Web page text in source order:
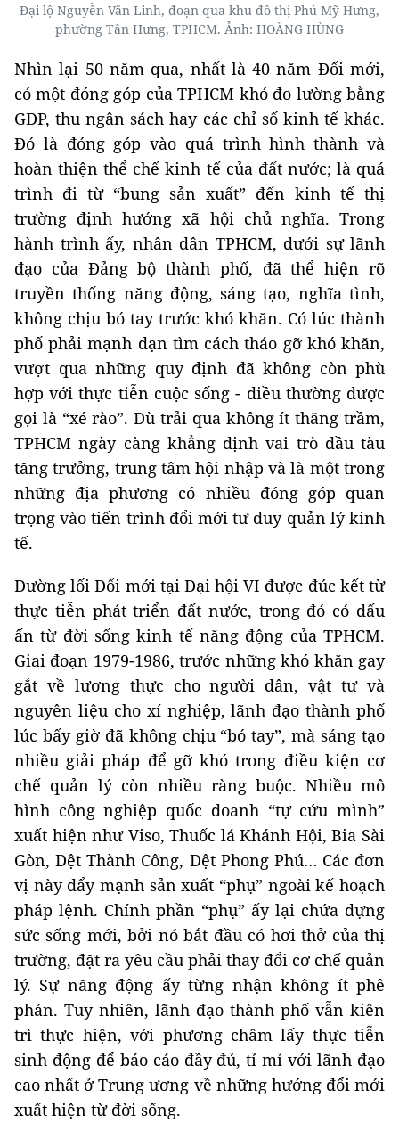
Đại lộ Nguyễn Văn Linh, đoạn qua khu đô thị Phú Mỹ Hưng,
phường Tân Hưng, TPHCM. Ảnh: HOÀNG HÙNG
Nhìn lại 50 năm qua, nhất là 40 năm Đổi mới,
có một đóng góp của TPHCM khó đo lường bằng
GDP, thu ngân sách hay các chỉ số kinh tế khác.
Đó là đóng góp vào quá trình hình thành và
hoàn thiện thể chế kinh tế của đất nước; là quá
trình đi từ “bung sản xuất” đến kinh tế thị
trường định hướng xã hội chủ nghĩa. Trong
hành trình ấy, nhân dân TPHCM, dưới sự lãnh
đạo của Đảng bộ thành phố, đã thể hiện rõ
truyền thống năng động, sáng tạo, nghĩa tình,
không chịu bó tay trước khó khăn. Có lúc thành
phố phải mạnh dạn tìm cách tháo gỡ khó khăn,
vượt qua những quy định đã không còn phù
hợp với thực tiễn cuộc sống - điều thường được
gọi là “xé rào”. Dù trải qua không ít thăng trầm,
TPHCM ngày càng khẳng định vai trò đầu tàu
tăng trưởng, trung tâm hội nhập và là một trong
những địa phương có nhiều đóng góp quan
trọng vào tiến trình đổi mới tư duy quản lý kinh
tế.
Đường lối Đổi mới tại Đại hội VI được đúc kết từ
thực tiễn phát triển đất nước, trong đó có dấu
ấn từ đời sống kinh tế năng động của TPHCM.
Giai đoạn 1979-1986, trước những khó khăn gay
gắt về lương thực cho người dân, vật tư và
nguyên liệu cho xí nghiệp, lãnh đạo thành phố
lúc bấy giờ đã không chịu “bó tay”, mà sáng tạo
nhiều giải pháp để gỡ khó trong điều kiện cơ
chế quản lý còn nhiều ràng buộc. Nhiều mô
hình công nghiệp quốc doanh “tự cứu mình”
xuất hiện như Viso, Thuốc lá Khánh Hội, Bia Sài
Gòn, Dệt Thành Công, Dệt Phong Phú… Các đơn
vị này đẩy mạnh sản xuất “phụ” ngoài kế hoạch
pháp lệnh. Chính phần “phụ” ấy lại chứa đựng
sức sống mới, bởi nó bắt đầu có hơi thở của thị
trường, đặt ra yêu cầu phải thay đổi cơ chế quản
lý. Sự năng động ấy từng nhận không ít phê
phán. Tuy nhiên, lãnh đạo thành phố vẫn kiên
trì thực hiện, với phương châm lấy thực tiễn
sinh động để báo cáo đầy đủ, tỉ mỉ với lãnh đạo
cao nhất ở Trung ương về những hướng đổi mới
xuất hiện từ đời sống.